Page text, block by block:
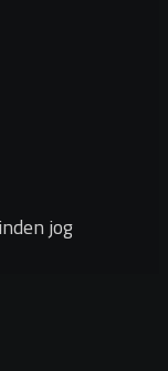
jog